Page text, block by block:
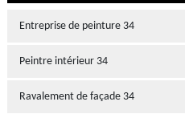
Entreprise de peinture 34
Peintre intérieur 34
Ravalement de façade 34